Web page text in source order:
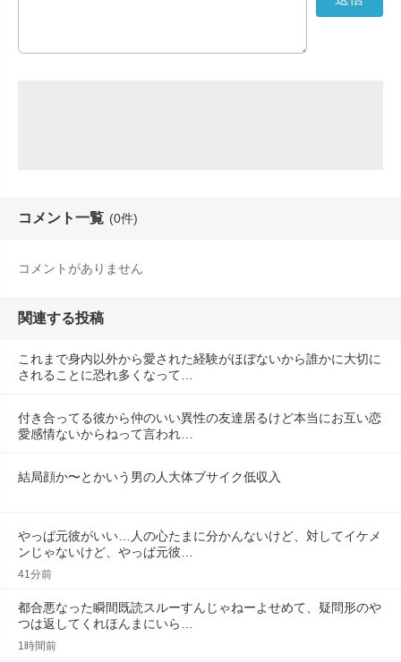
コメント一覧 (0件)
コメントがありません
関連する投稿
これまで身内以外から愛された経験がほぼないから誰かに大切に
されることに恐れ多くなって…
付き合ってる彼から仲のいい異性の友達居るけど本当にお互い恋
愛感情ないからねって言われ…
結局顔か〜とかいう男の人大体ブサイク低収入
やっぱ元彼がいい…人の心たまに分かんないけど、対してイケメ
ンじゃないけど、やっぱ元彼…
41分前
都合悪なった瞬間既読スルーすんじゃねーよせめて、疑問形のや
つは返してくれほんまにいら…
1時間前